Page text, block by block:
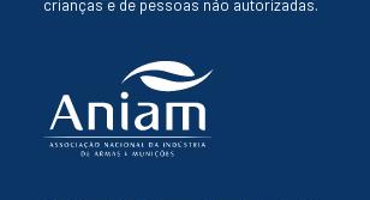
crianças e de pessoas não autorizadas.